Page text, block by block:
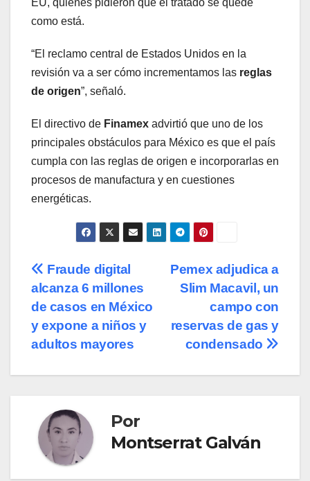
como está.
“El reclamo central de Estados Unidos en la
revisión va a ser cómo incrementamos las reglas
de origen”, señaló.
El directivo de Finamex advirtió que uno de los
principales obstáculos para México es que el país
cumpla con las reglas de origen e incorporarlas en
procesos de manufactura y en cuestiones
energéticas.
Navegación
de
entradas
Pemex adjudica a
Slim Macavil, un
campo con
reservas de gas y
condensado
Fraude digital
alcanza 6 millones
de casos en México
y expone a niños y
adultos mayores
Por
Montserrat Galván